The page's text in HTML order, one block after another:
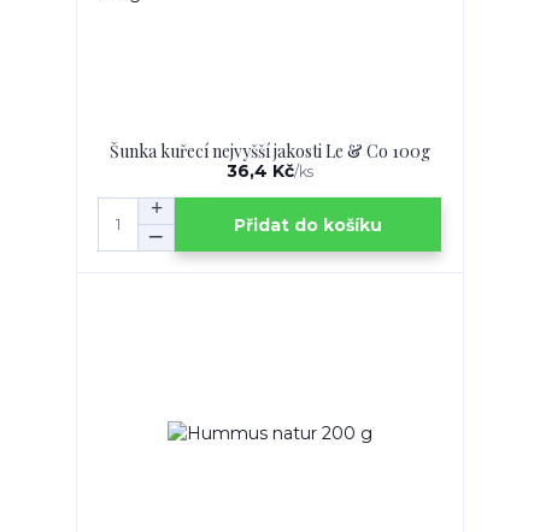
Šunka kuřecí nejvyšší jakosti Le & Co 100g
36,4 Kč/ks
Přidat do košíku